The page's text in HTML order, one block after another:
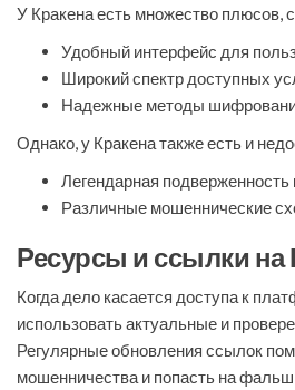
У Кракена есть множество плюсов,
Удобный интерфейс для
Широкий спектр доступных
Надежные методы
Однако, у Кракена также есть и
Легендарная подверженность
Различные мошеннические
Ресурсы и ссылки на
Когда дело касается доступа к
использовать актуальные и
Регулярные обновления ссылок
мошенничества и попасть на